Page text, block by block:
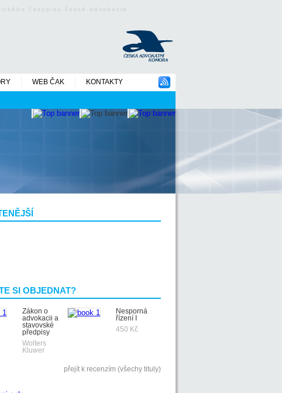
časopisu české advokacie
WEB ČAK KONTAKTY
SI OBJEDNAT?
Zákon o
advokacii a
stavovské
předpisy
Wolters
Kluwer
Nesporná
řízení I
450 Kč
přejít k recenzím (všechy tituly)